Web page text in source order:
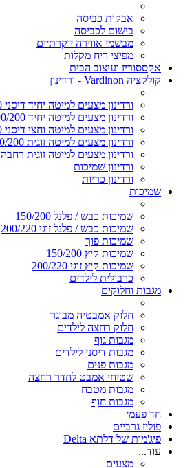
אבקות כביסה
בישום לכביסה
מבשמי אווירה יוקרתיים
מפיצי ריח מקלות
אקססוריז ועיצוב הבית
קולקציה Vardinon - ורדינון
ורדינון מצעים למיטה יחיד דיסני 90/200
ורדינון מצעים למיטה יחיד 90/200
ורדינון מצעים למיטה וחצי דיסני 120/200
ורדינון מצעים למיטה זוגית 160/200
ורדינון מצעים למיטה זוגית רחבה 180/200
ורדינון שמיכות
ורדינון כריות
שמיכות
שמיכות כבש / פלנל 150/200
שמיכות כבש / פלנל זוגי 200/220
שמיכות פוך
שמיכות קיץ 150/200
שמיכות קיץ זוגי 200/220
כרבולית לילדים
מגבות וחלוקים
חלוק אמבטיה מבוגר
חלוק רחצה לילדים
מגבות גוף
מגבות דיסני לילדים
מגבות פנים
שטיחי אמבט לחדר רחצה
מגבות מטבח
מגבות חוף
חד פעמי
פוליז גרביים
פיג'מות של דלתא Delta
עוד...
מצעים